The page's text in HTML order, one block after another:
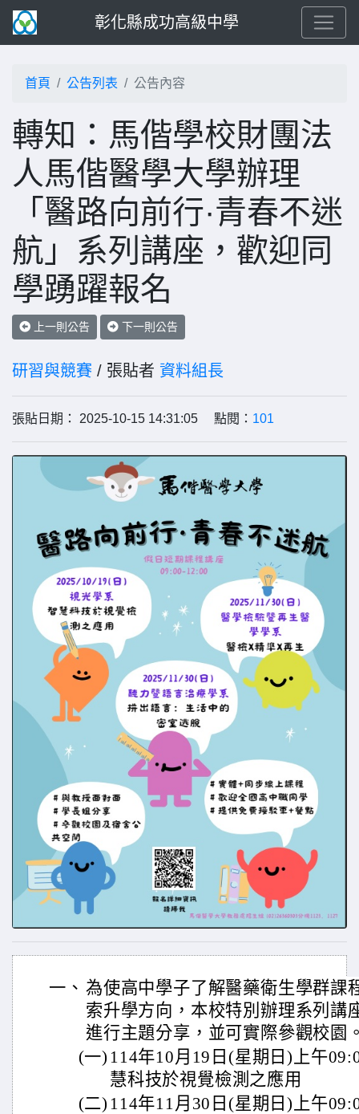
彰化縣成功高級中學
首頁 公告列表 公告內容
轉知：馬偕學校財團法
人馬偕醫學大學辦理
「醫路向前行·青春不迷
航」系列講座，歡迎同
學踴躍報名
上一則公告 下一則公告
研習與競賽 / 張貼者 資料組長
張貼日期： 2025-10-15 14:31:05 點閱： 101
一、 為使高中學子了解醫藥衛生學群課
索升學方向，本校特別辦理系列講
進行主題分享，並可實際參觀校園
(一) 114年10月19日(星期日)上午
慧科技於視覺檢測之應用
(二) 114年11月30日(星期日)上午